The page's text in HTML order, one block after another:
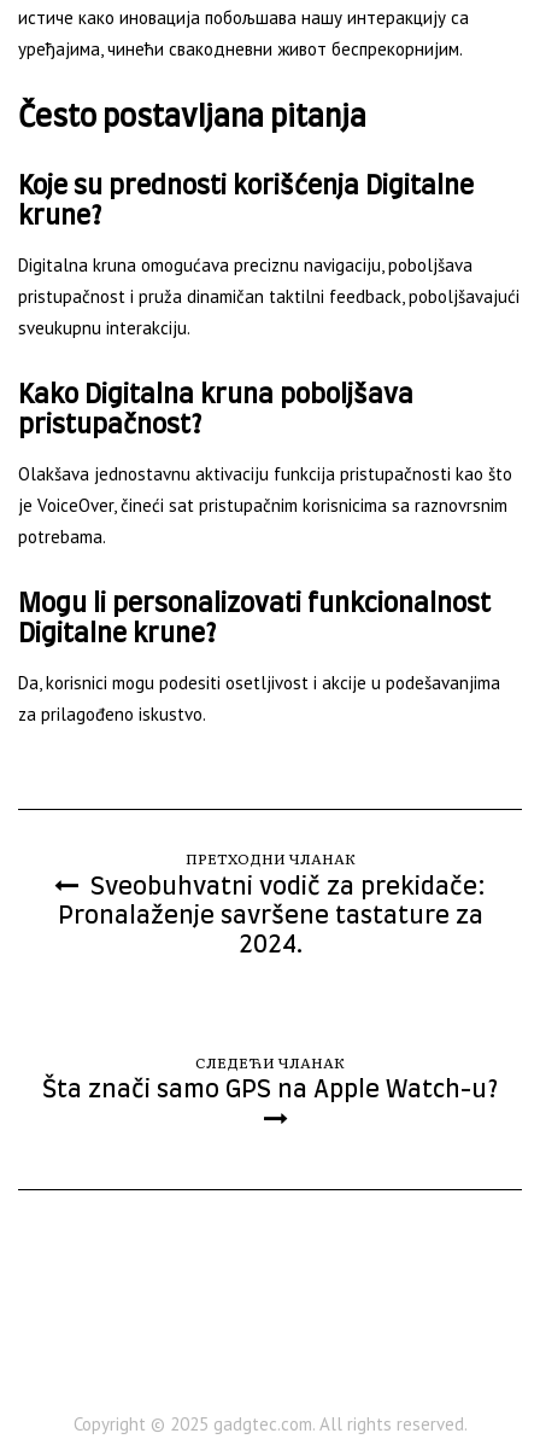
истиче како иновација побољшава нашу интеракцију са
уређајима, чинећи свакодневни живот беспрекорнијим.
Često postavljana pitanja
Koje su prednosti korišćenja Digitalne
krune?
Digitalna kruna omogućava preciznu navigaciju, poboljšava
pristupačnost i pruža dinamičan taktilni feedback, poboljšavajući
sveukupnu interakciju.
Kako Digitalna kruna poboljšava
pristupačnost?
Olakšava jednostavnu aktivaciju funkcija pristupačnosti kao što
je VoiceOver, čineći sat pristupačnim korisnicima sa raznovrsnim
potrebama.
Mogu li personalizovati funkcionalnost
Digitalne krune?
Da, korisnici mogu podesiti osetljivost i akcije u podešavanjima
za prilagođeno iskustvo.
ПРЕТХОДНИ ЧЛАНАК
Sveobuhvatni vodič za prekidače:
Pronalaženje savršene tastature za
2024.
СЛЕДЕЋИ ЧЛАНАК
Šta znači samo GPS na Apple Watch-u?
Copyright © 2025 gadgtec.com. All rights reserved.